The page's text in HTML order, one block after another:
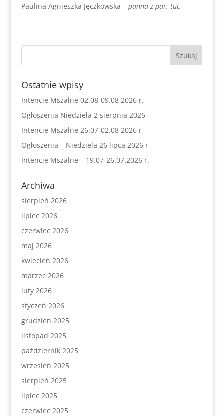
Paulina Agnieszka Jęczkowska – panna z par. tut.
Ostatnie wpisy
Intencje Mszalne 02.08-09.08 2026 r.
Ogłoszenia Niedziela 2 sierpnia 2026
Intencje Mszalne 26.07-02.08 2026 r
Ogłoszenia – Niedziela 26 lipca 2026 r
Intencje Mszalne – 19.07-26.07.2026 r.
Archiwa
sierpień 2026
lipiec 2026
czerwiec 2026
maj 2026
kwiecień 2026
marzec 2026
luty 2026
styczeń 2026
grudzień 2025
listopad 2025
październik 2025
wrzesień 2025
sierpień 2025
lipiec 2025
czerwiec 2025